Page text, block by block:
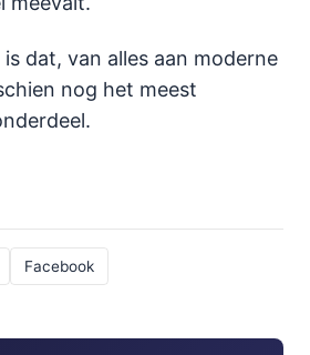
dat, van alles aan moderne
nog het meest
Facebook